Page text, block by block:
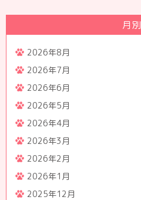
月別
2026年8月
2026年7月
2026年6月
2026年5月
2026年4月
2026年3月
2026年2月
2026年1月
2025年12月